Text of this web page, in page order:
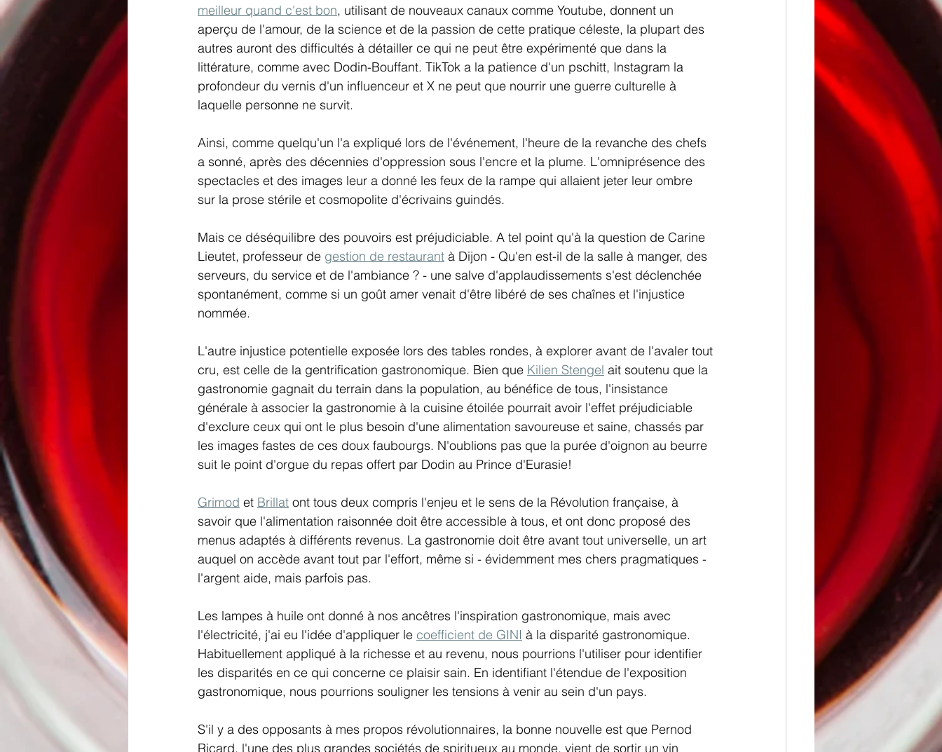
meilleur quand c'est bon, utilisant de nouveaux canaux comme Youtube, donnent un
aperçu de l'amour, de la science et de la passion de cette pratique céleste, la plupart des
autres auront des difficultés à détailler ce qui ne peut être expérimenté que dans la
littérature, comme avec Dodin-Bouffant. TikTok a la patience d'un pschitt, Instagram la
profondeur du vernis d'un influenceur et X ne peut que nourrir une guerre culturelle à
laquelle personne ne survit.
Ainsi, comme quelqu'un l'a expliqué lors de l'événement, l'heure de la revanche des chefs
a sonné, après des décennies d'oppression sous l'encre et la plume. L'omniprésence des
spectacles et des images leur a donné les feux de la rampe qui allaient jeter leur ombre
sur la prose stérile et cosmopolite d'écrivains guindés.
Mais ce déséquilibre des pouvoirs est préjudiciable. A tel point qu'à la question de Carine
Lieutet, professeur de gestion de restaurant à Dijon - Qu'en est-il de la salle à manger, des
serveurs, du service et de l'ambiance ? - une salve d'applaudissements s'est déclenchée
spontanément, comme si un goût amer venait d'être libéré de ses chaînes et l'injustice
nommée.
L'autre injustice potentielle exposée lors des tables rondes, à explorer avant de l'avaler tout
cru, est celle de la gentrification gastronomique. Bien que Kilien Stengel ait soutenu que la
gastronomie gagnait du terrain dans la population, au bénéfice de tous, l'insistance
générale à associer la gastronomie à la cuisine étoilée pourrait avoir l'effet préjudiciable
d'exclure ceux qui ont le plus besoin d'une alimentation savoureuse et saine, chassés par
les images fastes de ces doux faubourgs. N'oublions pas que la purée d'oignon au beurre
suit le point d'orgue du repas offert par Dodin au Prince d'Eurasie!
Grimod et Brillat ont tous deux compris l'enjeu et le sens de la Révolution française, à
savoir que l'alimentation raisonnée doit être accessible à tous, et ont donc proposé des
menus adaptés à différents revenus. La gastronomie doit être avant tout universelle, un art
auquel on accède avant tout par l'effort, même si - évidemment mes chers pragmatiques -
l'argent aide, mais parfois pas.
Les lampes à huile ont donné à nos ancêtres l'inspiration gastronomique, mais avec
l'électricité, j'ai eu l'idée d'appliquer le coefficient de GINI à la disparité gastronomique.
Habituellement appliqué à la richesse et au revenu, nous pourrions l'utiliser pour identifier
les disparités en ce qui concerne ce plaisir sain. En identifiant l'étendue de l'exposition
gastronomique, nous pourrions souligner les tensions à venir au sein d'un pays.
S'il y a des opposants à mes propos révolutionnaires, la bonne nouvelle est que Pernod
Ricard, l'une des plus grandes sociétés de spiritueux au monde, vient de sortir un vin